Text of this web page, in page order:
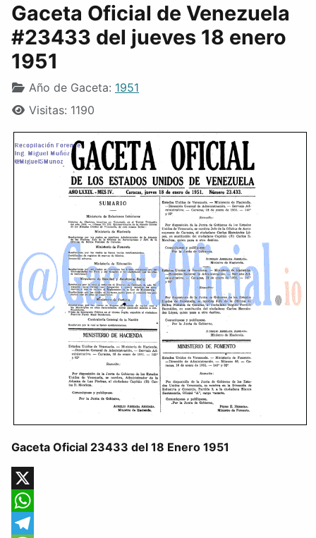
Gaceta Oficial de Venezuela
#23433 del jueves 18 enero
1951
Año de Gaceta: 1951
Visitas: 1190
Gaceta Oficial 23433 del 18 Enero 1951
X
WhatsApp